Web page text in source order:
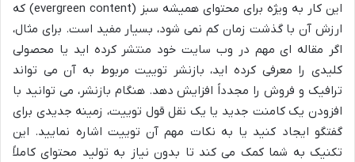
این کار به ویژه برای محتوای همیشه سبز (evergreen content) که
ارزش آن با گذشت زمان کم نمی شود، بسیار مفید است. برای مثال،
اگر مقاله ای مهم در وب سایت خود منتشر کرده اید یا محصولی
کلیدی را معرفی کرده اید، بازنشر توییت مربوط به آن می تواند
ترافیک و فروش را مجدداً افزایش دهد. هنگام بازنشر، می توانید با
افزودن یک کامنت جدید یا یک نقل قول توییت، زمینه جدیدی برای
گفتگو ایجاد کنید یا به نکات مهم آن توییت اشاره نمایید. این
تکنیک به شما کمک می کند تا بدون نیاز به تولید محتوای کاملاً